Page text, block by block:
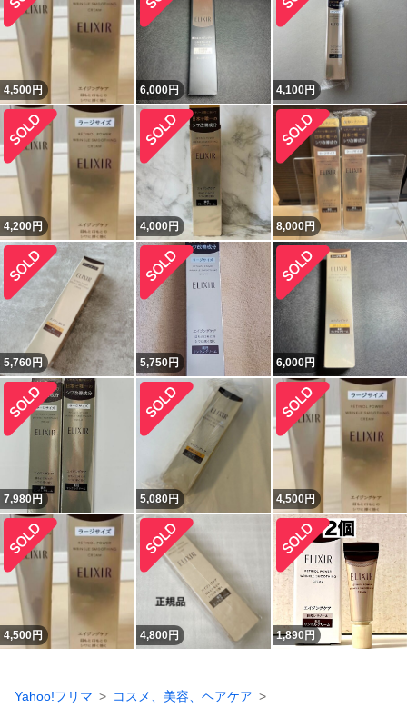
4,500円 6,000円 4,100円
4,200円 4,000円 8,000円
5,760円 5,750円 6,000円
7,980円 5,080円 4,500円
4,500円 4,800円 1,890 円
Yahoo!フリマ
コスメ、美容、ヘアケア